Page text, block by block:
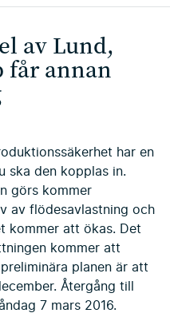
av Lund,
får annan
har en
ska den kopplas in.
görs kommer
av flödesavlastning och
kommer att ökas. Det
kommer att
planen är att
Återgång till
7 mars 2016.